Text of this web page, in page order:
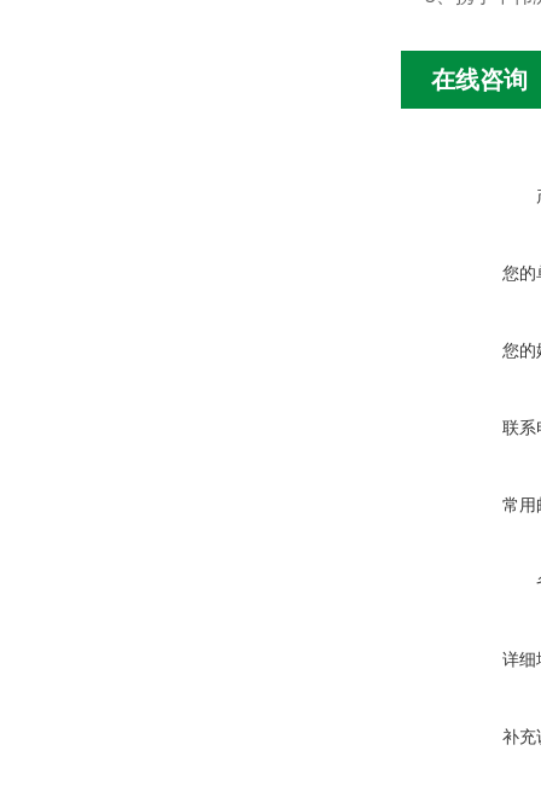
在线咨询
您的
您的
联系
常用
详细
补充